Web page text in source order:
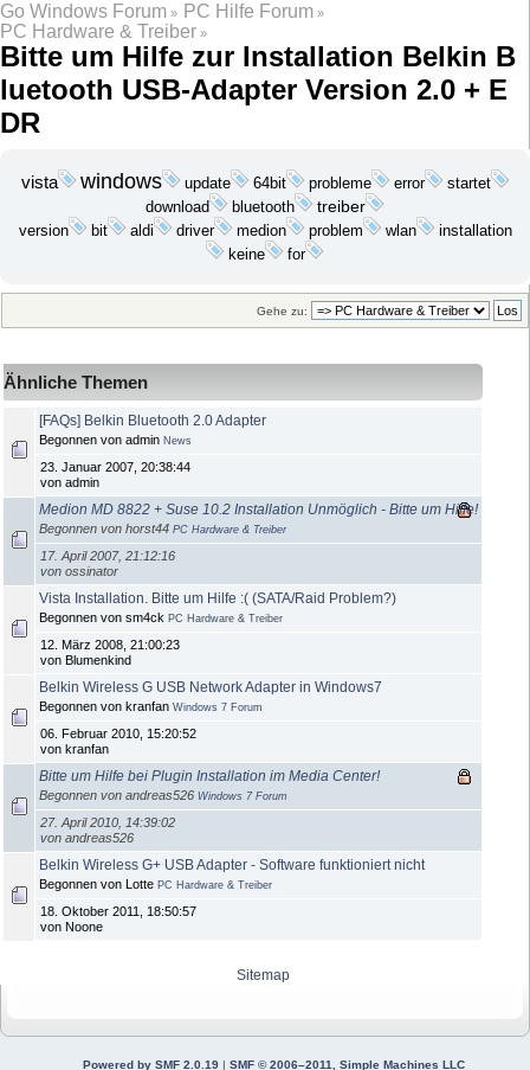
Go Windows Forum » PC Hilfe Forum »
PC Hardware & Treiber »
Bitte um Hilfe zur Installation Belkin B
luetooth USB-Adapter Version 2.0 + E
DR
vista windows update 64bit probleme error
startet
download
bluetooth treiber
version bit aldi driver medion problem wlan
installation
keine
for
Gehe zu:
Ähnliche Themen
[FAQs] Belkin Bluetooth 2.0 Adapter
Begonnen von admin News
23. Januar 2007, 20:38:44
von admin
Medion MD 8822 + Suse 10.2 Installation Unmöglich - Bitte um Hilfe!
Begonnen von horst44 PC Hardware & Treiber
17. April 2007, 21:12:16
von ossinator
Vista Installation. Bitte um Hilfe :( (SATA/Raid Problem?)
Begonnen von sm4ck PC Hardware & Treiber
12. März 2008, 21:00:23
von Blumenkind
Belkin Wireless G USB Network Adapter in Windows7
Begonnen von kranfan Windows 7 Forum
06. Februar 2010, 15:20:52
von kranfan
Bitte um Hilfe bei Plugin Installation im Media Center!
Begonnen von andreas526 Windows 7 Forum
27. April 2010, 14:39:02
von andreas526
Belkin Wireless G+ USB Adapter - Software funktioniert nicht
Begonnen von Lotte PC Hardware & Treiber
18. Oktober 2011, 18:50:57
von Noone
Sitemap
Powered by SMF 2.0.19 SMF © 2006–2011, Simple Machines LLC